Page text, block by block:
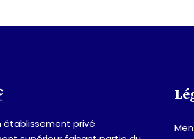
établissement privé